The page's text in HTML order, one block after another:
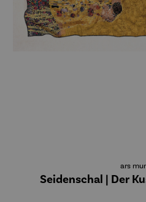
ars
Seidenschal | Der